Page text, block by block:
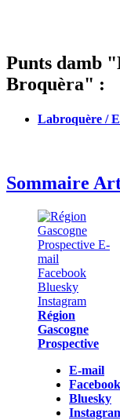
Punts damb
Broquèra" :
Labroquère /
Sommaire
Région
Gascogne
Prospective
E-mail
Facebook
Bluesky